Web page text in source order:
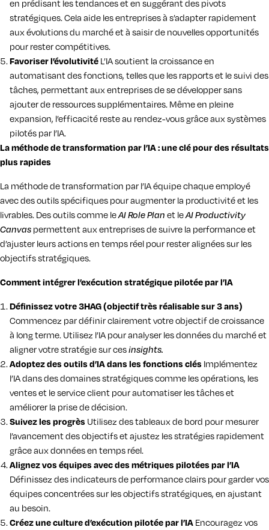
en prédisant les tendances et en suggérant des pivots
stratégiques. Cela aide les entreprises à s’adapter rapidement
aux évolutions du marché et à saisir de nouvelles opportunités
pour rester compétitives.
Favoriser l’évolutivité L’IA soutient la croissance en
automatisant des fonctions, telles que les rapports et le suivi des
tâches, permettant aux entreprises de se développer sans
ajouter de ressources supplémentaires. Même en pleine
expansion, l’efficacité reste au rendez-vous grâce aux systèmes
pilotés par l’IA.
La méthode de transformation par l’IA : une clé pour des résultats
plus rapides
La méthode de transformation par l’IA équipe chaque employé
avec des outils spécifiques pour augmenter la productivité et les
livrables. Des outils comme leAI Role Plan et leAI Productivity
Canvas permettent aux entreprises de suivre la performance et
d’ajuster leurs actions en temps réel pour rester alignées sur les
objectifs stratégiques.
Comment intégrer l’exécution stratégique pilotée par l’IA
Définissez votre 3HAG (objectif très réalisable sur 3 ans)
Commencez par définir clairement votre objectif de croissance
à long terme. Utilisez l’IA pour analyser les données du marché et
aligner votre stratégie sur cesinsights.
Adoptez des outils d’IA dans les fonctions clés Implémentez
l’IA dans des domaines stratégiques comme les opérations, les
ventes et le service client pour automatiser les tâches et
améliorer la prise de décision.
Suivez les progrès Utilisez des tableaux de bord pour mesurer
l’avancement des objectifs et ajustez les stratégies rapidement
grâce aux données en temps réel.
Alignez vos équipes avec des métriques pilotées par l’IA
Définissez des indicateurs de performance clairs pour garder vos
équipes concentrées sur les objectifs stratégiques, en ajustant
au besoin.
Créez une culture d’exécution pilotée par l’IA Encouragez vos